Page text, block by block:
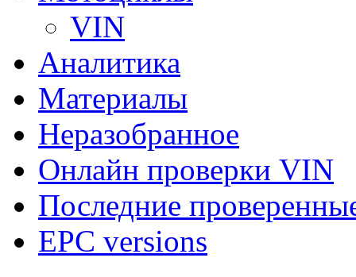
VIN
Аналитика
Материалы
Неразобранное
Онлайн проверки VIN
Последние
EPC versions